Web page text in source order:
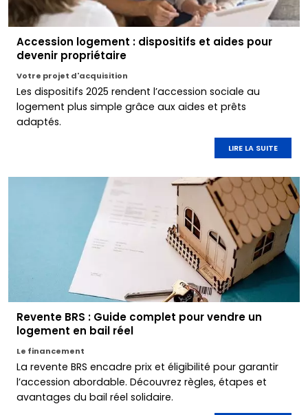
Accession logement : dispositifs et aides pour
devenir propriétaire
Votre projet d'acquisition
Les dispositifs 2025 rendent l’accession sociale au
logement plus simple grâce aux aides et prêts
adaptés.
LIRE LA SUITE
Revente BRS : Guide complet pour vendre un
logement en bail réel
Le financement
La revente BRS encadre prix et éligibilité pour garantir
l’accession abordable. Découvrez règles, étapes et
avantages du bail réel solidaire.